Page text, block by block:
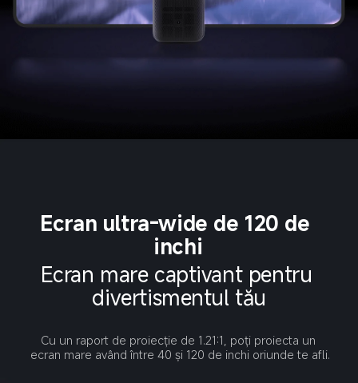
Ecran ultra-wide de 120 de
inchi
Ecran mare captivant pentru
divertismentul tău
Cu un raport de proiecție de 1.21:1, poți proiecta un
ecran mare având între 40 și 120 de inchi oriunde te afli.